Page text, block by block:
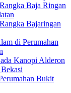
Baja Ringan
Bajaringan
di Perumahan
Kanopi Alderon
Bukit